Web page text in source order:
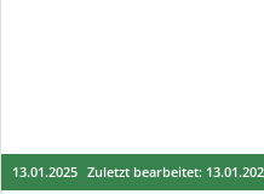
13.01.2025 Zuletzt bearbeitet: